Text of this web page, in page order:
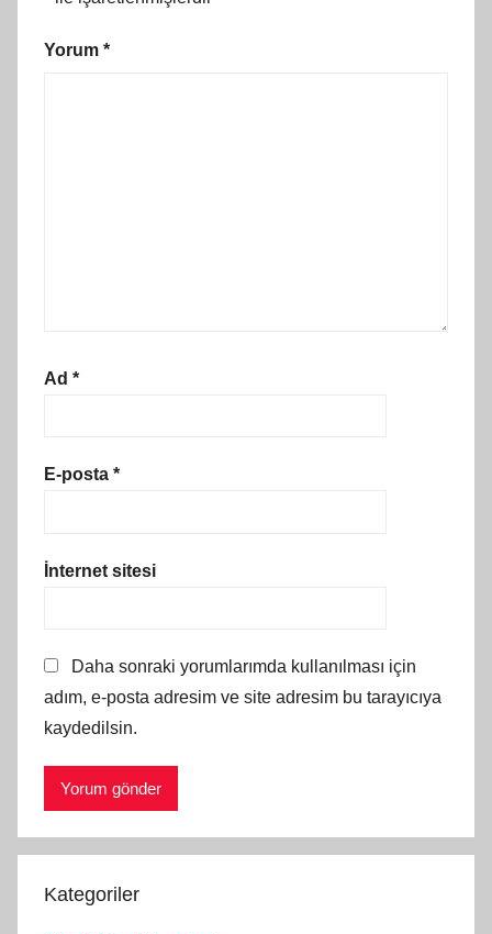
Yorum *
Ad *
E-posta *
İnternet sitesi
Daha sonraki yorumlarımda kullanılması için
adım, e-posta adresim ve site adresim bu tarayıcıya
kaydedilsin.
Kategoriler